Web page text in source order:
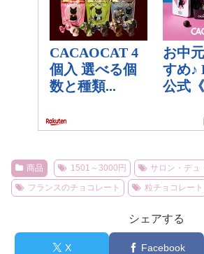
商品 1501～3000円
サロン・デュ
フランスのチョコレート
粒チョコレート
シェアする
X Facebook